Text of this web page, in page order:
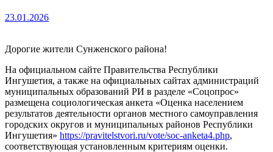
23.01.2026
Дорогие жители Сунженского района!
На официальном сайте Правительства Республики
Ингушетия, а также на официальных сайтах администраций
муниципальных образований РИ в разделе «Соцопрос»
размещена социологическая анкета «Оценка населением
результатов деятельности органов местного самоуправления
городских округов и муниципальных районов Республики
Ингушетия» https://pravitelstvori.ru/vote/soc-anketa4.php,
соответствующая установленным критериям оценки.